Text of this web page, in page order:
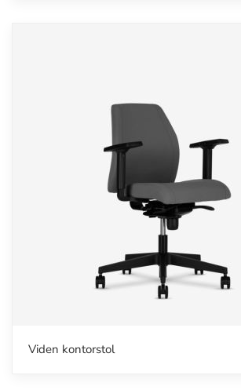
Viden kontorstol